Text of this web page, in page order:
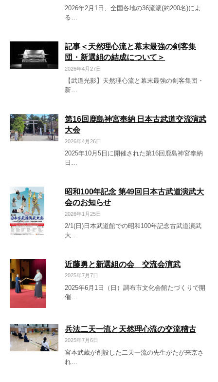
2026年2月1日、全国各地の36流派(約200名)によ
る…
記事＜天然理心流と幕末最強の剣客集
団・新選組の結成について＞
2026年4月27日
【武道光影】天然理心流と幕末最強の剣客集団・
新…
第16回鹿島神宮奉納 日本古武道交流演武
大会
2026年4月26日
2025年10月5日に開催された第16回鹿島神宮奉納
日…
昭和100年記念 第49回日本古武道演武大
会のお知らせ
2026年1月25日
2/1(日)日本武道館での昭和100年記念古武道演武
大…
近藤勇と新選組の会 交流会演武
2025年7月7日
2025年6月1日（日）調布市文化会館たづくりで開
催…
兵法二天一流と天然理心流の交流稽古
2025年7月6日
宮本武蔵が創設した二天一流の先生がたが来京さ
れ…